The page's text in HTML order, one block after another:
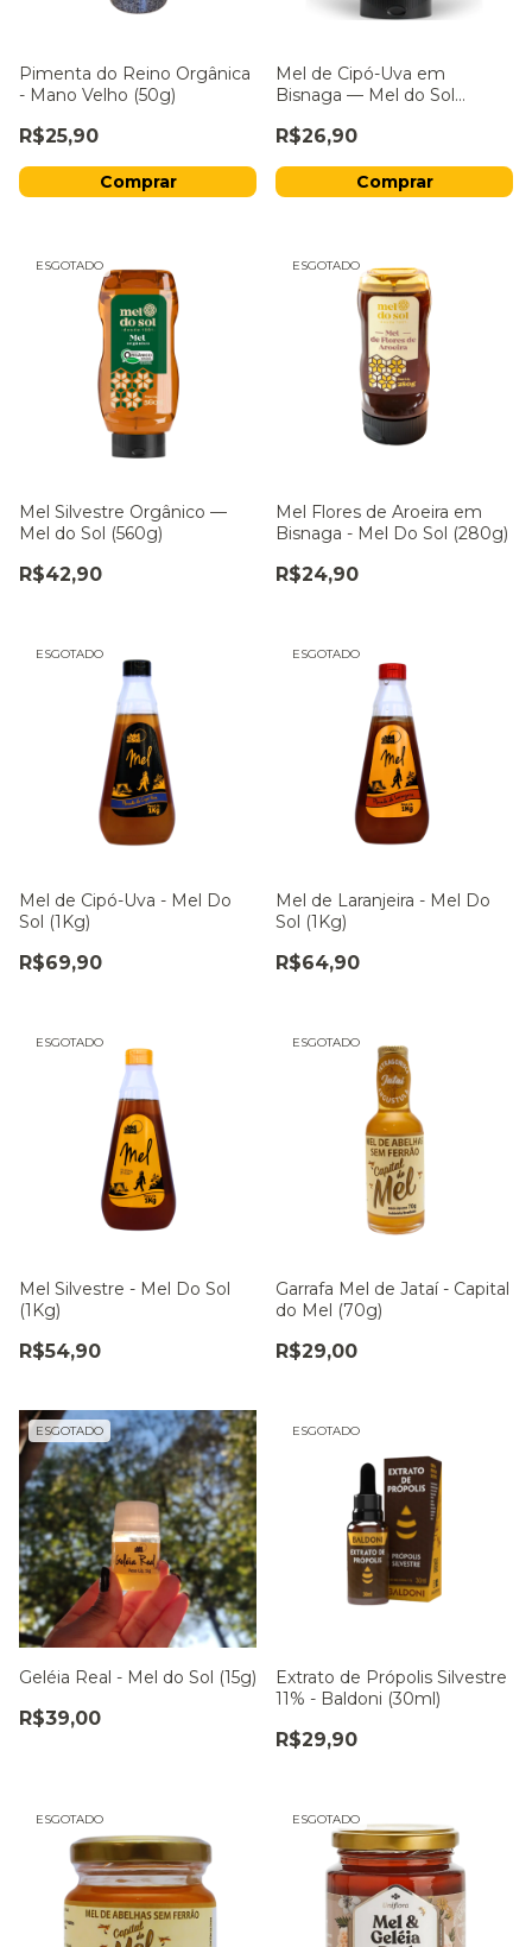
Pimenta do Reino Orgânica
- Mano Velho (50g)
R$25,90
Mel de Cipó-Uva em
Bisnaga — Mel do Sol
R$26,90
ESGOTADO
Mel Silvestre Orgânico —
Mel do Sol (560g)
R$42,90
ESGOTADO
Mel Flores de Aroeira em
Bisnaga - Mel Do Sol (280g)
R$24,90
ESGOTADO
Mel de Cipó-Uva - Mel Do
Sol (1Kg)
R$69,90
ESGOTADO
Mel de Laranjeira - Mel Do
Sol (1Kg)
R$64,90
ESGOTADO
Mel Silvestre - Mel Do Sol
(1Kg)
R$54,90
ESGOTADO
Garrafa Mel de Jataí - Capital
do Mel (70g)
R$29,00
ESGOTADO
Geléia Real - Mel do Sol (15g)
R$39,00
ESGOTADO
Extrato de Própolis Silvestre
11% - Baldoni (30ml)
R$29,90
ESGOTADO ESGOTADO